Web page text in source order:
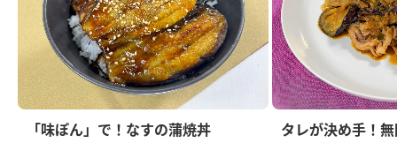
「味ぽん」で！なすの蒲焼丼 タレが決め手！